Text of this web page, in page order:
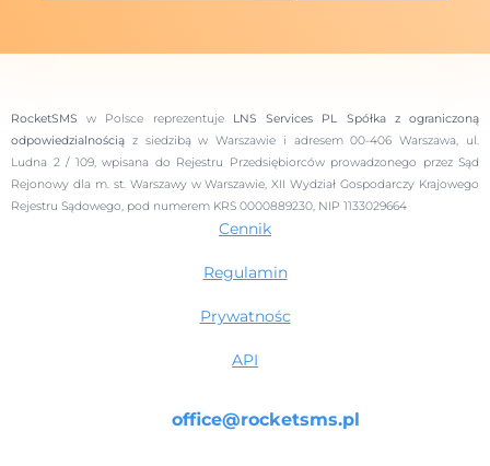
RocketSMS w Polsce reprezentuje LNS Services PL Spółka z ograniczoną
odpowiedzialnością z siedzibą w Warszawie i adresem 00-406 Warszawa, ul.
Ludna 2 / 109, wpisana do Rejestru Przedsiębiorców prowadzonego przez Sąd
Rejonowy dla m. st. Warszawy w Warszawie, XII Wydział Gospodarczy Krajowego
Rejestru Sądowego, pod numerem KRS 0000889230, NIP 1133029664
Cennik
Regulamin
Prywatnośc
API
office@rocketsms.pl